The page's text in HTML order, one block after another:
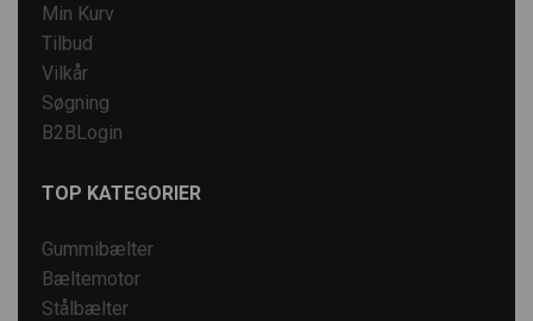
Min Kurv
Tilbud
Vilkår
Søgning
B2BLogin
TOP KATEGORIER
Gummibælter
Bæltemotor
Stålbælter